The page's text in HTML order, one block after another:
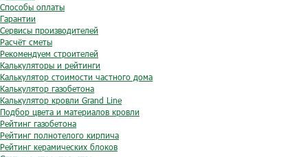
Способы оплаты
Гарантии
Сервисы производителей
Расчёт сметы
Рекомендуем строителей
Калькуляторы и рейтинги
Калькулятор стоимости частного дома
Калькулятор газобетона
Калькулятор кровли Grand Line
Подбор цвета и материалов кровли
Рейтинг газобетона
Рейтинг полнотелого кирпича
Рейтинг керамических блоков